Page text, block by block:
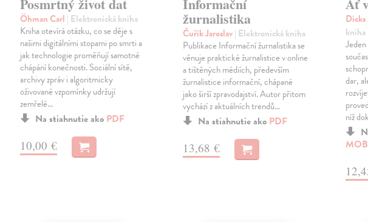
Öhman Carl | Elektronická kniha
Kniha otevírá otázku, co se děje s
našimi digitálními stopami po smrti a
jak technologie proměňují samotné
chápání konečnosti. Sociální sítě,
archivy zpráv i algoritmicky
oživované vzpomínky udržují
zemřelé…
Na stiahnutie ako PDF
10,00 €
žurnalistika
Čuřík Jaroslav| Elektronická kniha
Publikace Informační žurnalistika se
věnuje praktické žurnalistice v online
a tištěných médiích, především
žurnalistice informační, chápané
jako širší zpravodajství. Autor přitom
vychází z aktuálních trendů…
Na stiahnutie ako PDF
13,68 €
kniha
dar,
níž